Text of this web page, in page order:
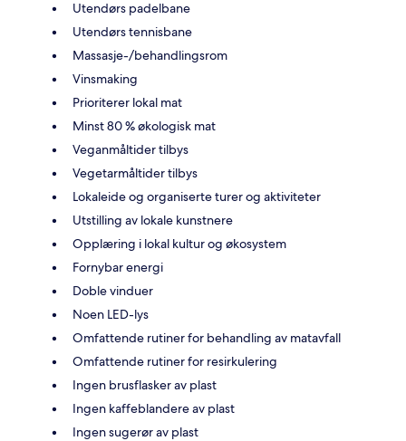
Utendørs padelbane
Utendørs tennisbane
Massasje-/behandlingsrom
Vinsmaking
Prioriterer lokal mat
Minst 80 % økologisk mat
Veganmåltider tilbys
Vegetarmåltider tilbys
Lokaleide og organiserte turer og aktiviteter
Utstilling av lokale kunstnere
Opplæring i lokal kultur og økosystem
Fornybar energi
Doble vinduer
Noen LED-lys
Omfattende rutiner for behandling av matavfall
Omfattende rutiner for resirkulering
Ingen brusflasker av plast
Ingen kaffeblandere av plast
Ingen sugerør av plast